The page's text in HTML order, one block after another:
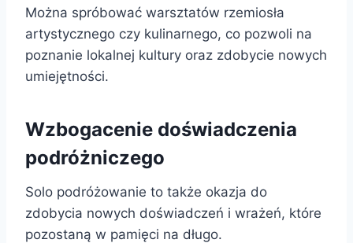
Można spróbować warsztatów rzemiosła
artystycznego czy kulinarnego, co pozwoli na
poznanie lokalnej kultury oraz zdobycie nowych
umiejętności.
Wzbogacenie doświadczenia
podróżniczego
Solo podróżowanie to także okazja do
zdobycia nowych doświadczeń i wrażeń, które
pozostaną w pamięci na długo.